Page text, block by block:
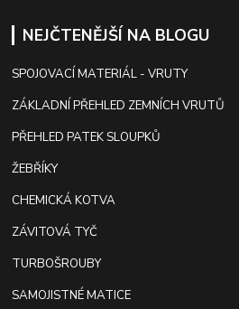
NEJČTENĚJŠÍ NA BLOGU
SPOJOVACÍ MATERIÁL - VRUTY
ZÁKLADNÍ PŘEHLED ZEMNÍCH VRUTŮ
PŘEHLED PATEK SLOUPKŮ
ŽEBŘÍKY
CHEMICKÁ KOTVA
ZÁVITOVÁ TYČ
TURBOŠROUBY
SAMOJISTNÉ MATICE